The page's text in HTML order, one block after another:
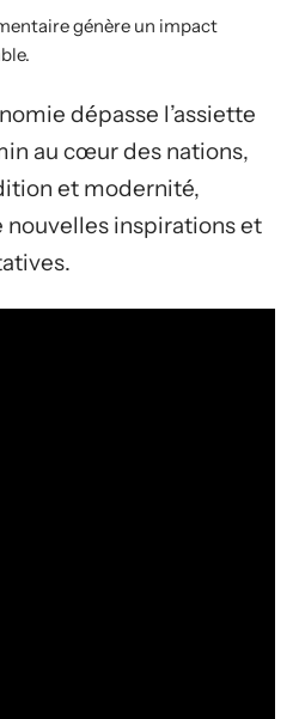
génère un impact
dépasse l’assiette
au cœur des nations,
et modernité,
inspirations et